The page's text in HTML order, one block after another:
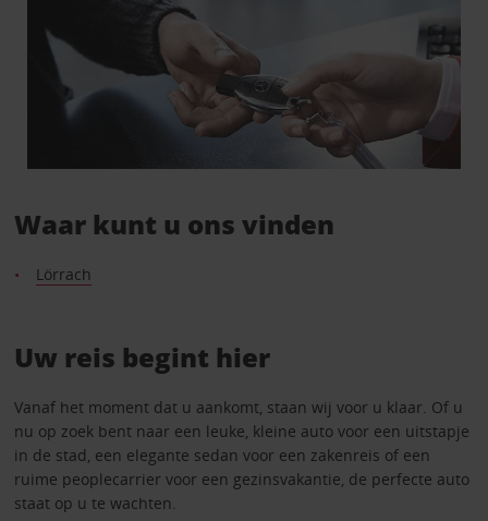
Waar kunt u ons vinden
Lörrach
Uw reis begint hier
Vanaf het moment dat u aankomt, staan wij voor u klaar. Of u
nu op zoek bent naar een leuke, kleine auto voor een uitstapje
in de stad, een elegante sedan voor een zakenreis of een
ruime peoplecarrier voor een gezinsvakantie, de perfecte auto
staat op u te wachten.